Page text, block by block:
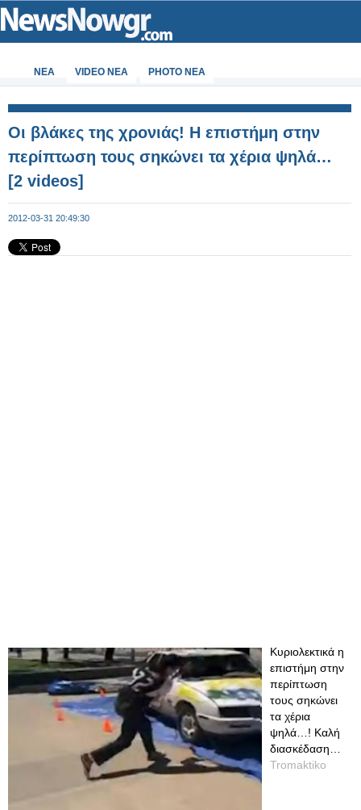
ΝΕΑ VIDEO NEA PHOTO NEA
Οι βλάκες της χρονιάς! Η επιστήμη στην
περίπτωση τους σηκώνει τα χέρια ψηλά…
[2 videos]
2012-03-31 20:49:30
Κυριολεκτικά η
επιστήμη στην
περίπτωση
τους σηκώνει
τα χέρια
ψηλά…! Καλή
διασκέδαση…
Tromaktiko